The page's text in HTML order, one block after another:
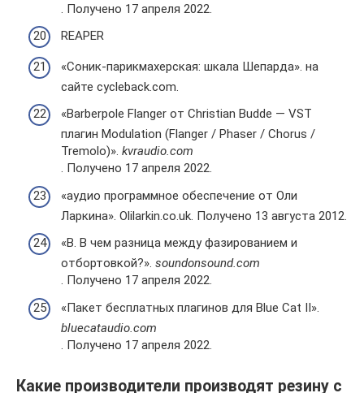
. Получено 17 апреля 2022.
REAPER
«Соник-парикмахерская: шкала Шепарда». на
сайте cycleback.com.
«Barberpole Flanger от Christian Budde — VST
плагин Modulation (Flanger / Phaser / Chorus /
Tremolo)». kvraudio.com
. Получено 17 апреля 2022.
«аудио программное обеспечение от Оли
Ларкина». Olilarkin.co.uk. Получено 13 августа 2012.
«В. В чем разница между фазированием и
отбортовкой?». soundonsound.com
. Получено 17 апреля 2022.
«Пакет бесплатных плагинов для Blue Cat II».
bluecataudio.com
. Получено 17 апреля 2022.
Какие производители производят резину с